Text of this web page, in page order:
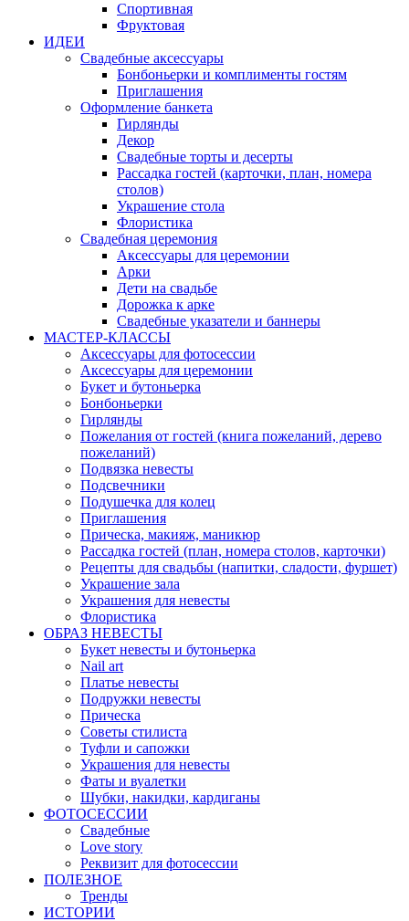
Спортивная
Фруктовая
ИДЕИ
Свадебные аксессуары
Бонбоньерки и комплименты гостям
Приглашения
Оформление банкета
Гирлянды
Декор
Свадебные торты и десерты
Рассадка гостей (карточки, план, номера
столов)
Украшение стола
Флористика
Свадебная церемония
Аксессуары для церемонии
Арки
Дети на свадьбе
Дорожка к арке
Свадебные указатели и баннеры
МАСТЕР-КЛАССЫ
Аксессуары для фотосессии
Аксессуары для церемонии
Букет и бутоньерка
Бонбоньерки
Гирлянды
Пожелания от гостей (книга пожеланий, дерево
пожеланий)
Подвязка невесты
Подсвечники
Подушечка для колец
Приглашения
Прическа, макияж, маникюр
Рассадка гостей (план, номера столов, карточки)
Рецепты для свадьбы (напитки, сладости, фуршет)
Украшение зала
Украшения для невесты
Флористика
ОБРАЗ НЕВЕСТЫ
Букет невесты и бутоньерка
Nail art
Платье невесты
Подружки невесты
Прическа
Советы стилиста
Туфли и сапожки
Украшения для невесты
Фаты и вуалетки
Шубки, накидки, кардиганы
ФОТОСЕССИИ
Свадебные
Love story
Реквизит для фотосессии
ПОЛЕЗНОЕ
Тренды
ИСТОРИИ